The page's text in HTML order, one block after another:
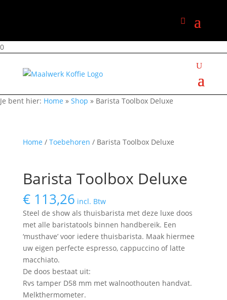
0
Je bent hier: Home » Shop » Barista Toolbox Deluxe
Home / Toebehoren / Barista Toolbox Deluxe
Barista Toolbox Deluxe
€113,26 incl. Btw
Steel de show als thuisbarista met deze luxe doos
met alle baristatools binnen handbereik. Een
‘musthave’ voor iedere thuisbarista. Maak hiermee
uw eigen perfecte espresso, cappuccino of latte
macchiato.
De doos bestaat uit:
Rvs tamper D58 mm met walnoothouten handvat.
Melkthermometer.